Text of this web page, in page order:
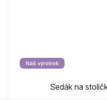
Náš výrobok
Sedák na